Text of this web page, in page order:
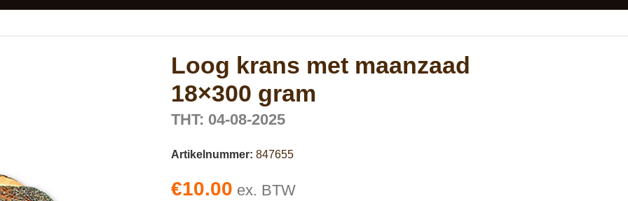
Loog krans met maanzaad
18×300 gram
THT: 04-08-2025
Artikelnummer: 847655
€10.00 ex. BTW